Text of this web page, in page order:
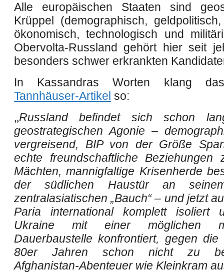
Alle europäischen Staaten sind
Krüppel (demographisch,
ökonomisch, technologisch und
Obervolta-Russland gehört hier seit
besonders schwer erkrankten
In Kassandras Worten klang
Tannhäuser-Artikel so:
„Russland befindet sich schon
geostrategischen Agonie –
vergreisend, BIP von der Größe
echte freundschaftliche Beziehungen
Mächten, mannigfaltige Krisenherde
der südlichen Haustür an
zentralasiatischen „Bauch“ – und jetzt
Paria international komplett isoliert
Ukraine mit einer möglichen
Dauerbaustelle konfrontiert, gegen
80er Jahren schon nicht zu
Afghanistan-Abenteuer wie Kleinkram